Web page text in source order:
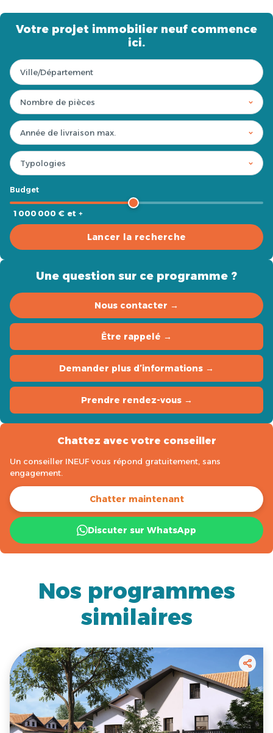
Votre projet immobilier neuf commence
ici.
Budget
1 000 000 € et +
Lancer la recherche
Une question sur ce programme ?
Nous contacter →
Être rappelé →
Demander plus d’informations →
Prendre rendez-vous →
Chattez avec votre conseiller
Un conseiller INEUF vous répond gratuitement, sans
engagement.
Chatter maintenant
Discuter sur WhatsApp
Nos programmes
similaires